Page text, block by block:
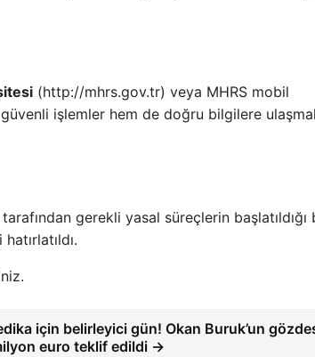
(http://mhrs.gov.tr) veya MHRS mobil
işlemler hem de doğru bilgilere
gerekli yasal süreçlerin başlatıldığı
için belirleyici gün! Okan Buruk’un
euro teklif edildi →